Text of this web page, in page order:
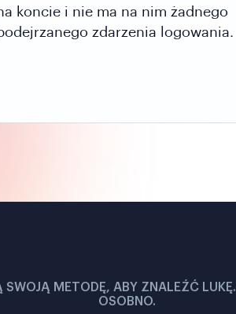
koncie i nie ma na nim żadnego
zdarzenia logowania.
SWOJĄ METODĘ, ABY ZNALEŹĆ
OSOBNO.